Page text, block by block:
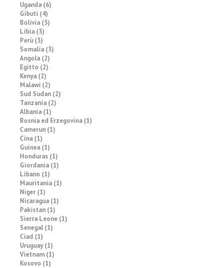
Uganda (6)
Gibuti (4)
Bolivia (3)
Libia (3)
Perù (3)
Somalia (3)
Angola (2)
Egitto (2)
Kenya (2)
Malawi (2)
Sud Sudan (2)
Tanzania (2)
Albania (1)
Bosnia ed Erzegovina (1)
Camerun (1)
Cina (1)
Guinea (1)
Honduras (1)
Giordania (1)
Libano (1)
Mauritania (1)
Niger (1)
Nicaragua (1)
Pakistan (1)
Sierra Leone (1)
Senegal (1)
Ciad (1)
Uruguay (1)
Vietnam (1)
Kosovo (1)